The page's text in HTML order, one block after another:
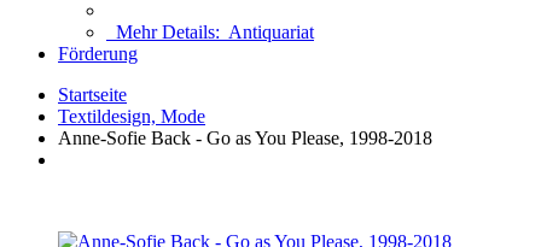
Mehr Details: Antiquariat
Förderung
Startseite
Textildesign, Mode
Anne-Sofie Back - Go as You Please, 1998-2018